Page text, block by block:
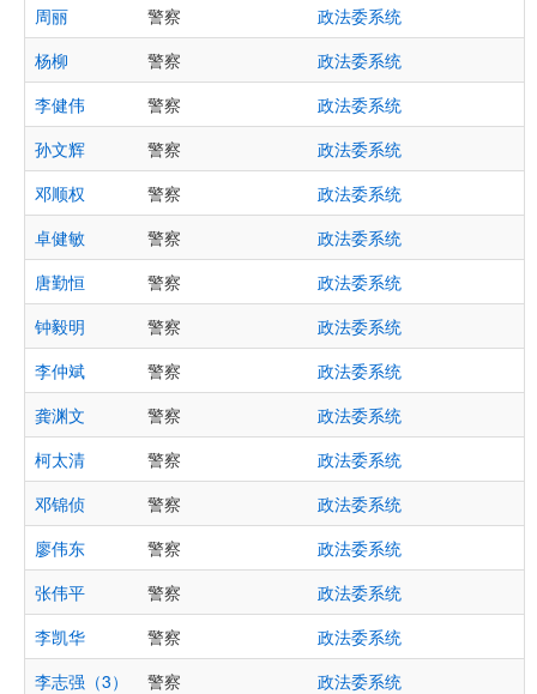
周丽
警察
政法委系统
杨柳
警察
政法委系统
李健伟
警察
政法委系统
孙文辉
警察
政法委系统
邓顺权
警察
政法委系统
卓健敏
警察
政法委系统
唐勤恒
警察
政法委系统
钟毅明
警察
政法委系统
李仲斌
警察
政法委系统
龚渊文
警察
政法委系统
柯太清
警察
政法委系统
邓锦侦
警察
政法委系统
廖伟东
警察
政法委系统
张伟平
警察
政法委系统
李凯华
警察
政法委系统
李志强（3）
警察
政法委系统